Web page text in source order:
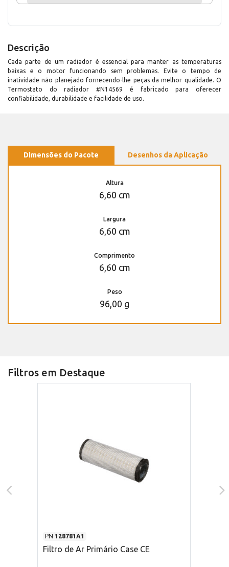
Descrição
Cada parte de um radiador é essencial para manter as temperaturas
baixas e o motor funcionando sem problemas. Evite o tempo de
inatividade não planejado fornecendo-lhe peças da melhor qualidade. O
Termostato do radiador #N14569 é fabricado para oferecer
confiabilidade, durabilidade e facilidade de uso.
Dimensões do Pacote Desenhos da Aplicação
Altura
6,60 cm
Largura
6,60 cm
Comprimento
6,60 cm
Peso
96,00 g
Filtros em Destaque
PN 128781A1
Filtro de Ar Primário Case CE